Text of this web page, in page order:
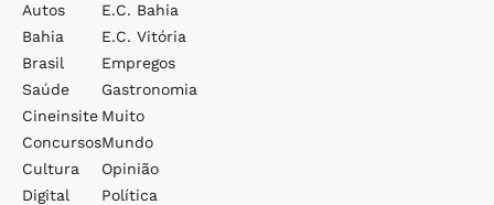
Autos
Bahia
Brasil
Saúde
Cineinsite
Concursos
Cultura
Digital
E.c. Bahia
E.c. Vitória
Empregos
Gastronomia
Muito
Mundo
Opinião
Política